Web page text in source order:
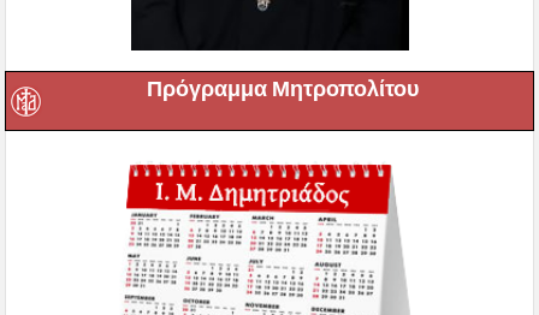
Πρόγραμμα Μητροπολίτου